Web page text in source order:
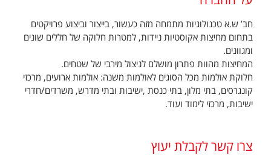
חב’ ש.א טכנולוגיות מתמחה מזה כעשור, בייצור וביצוע פרויקטים
בתחום מחיצות אקוסטיות ניידות, למטרות חלוקה של חללים שונים
ומגוונים.
המחיצות מהוות פתרון מושלם לניצול מירבי של שטחים.
חלוקת אולמות מכל הסוגים לאולמות משנה: אולמות ארועים, מרכזי
קונגרסים, בתי מלון, בתי כנסת ,ישיבות ובתי מדרש, משרדים/חדרי
ישיבות, מרכזי לימוד ועוד.
צרו קשר לקבלת יעוץ